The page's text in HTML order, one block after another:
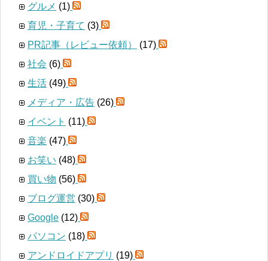
グルメ (1)
育児・子育て (3)
PR記事（レビュー依頼）
(17)
社会 (6)
生活 (49)
メディア・広告 (26)
イベント (11)
音楽 (47)
お笑い (48)
買い物 (56)
ブログ運営 (30)
Google (12)
パソコン (18)
アンドロイドアプリ (19)